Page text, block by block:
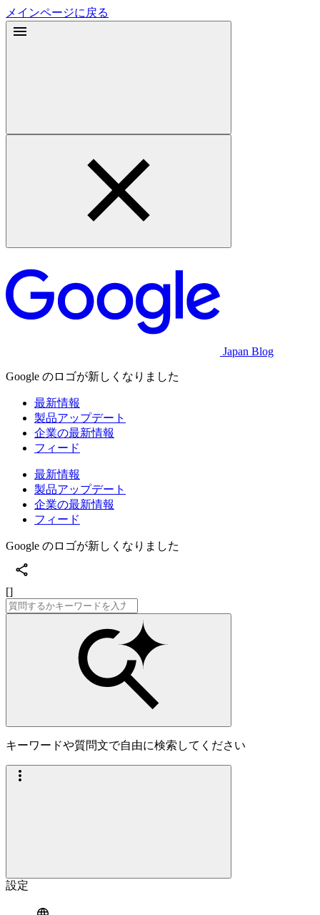
メインページに戻る
Japan Blog
Google のロゴが新しくなりました
最新情報
製品アップデート
企業の最新情報
フィード
最新情報
製品アップデート
企業の最新情報
フィード
Google のロゴが新しくなりました
[]
キーワードや質問文で自由に検索してください
設定